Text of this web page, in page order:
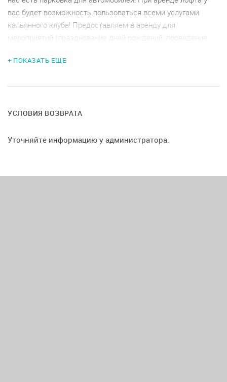
вас будет возможность пользоваться всеми услугами
кальянного клуба! Предоставляем в аренду для
мероприятий (празднование дней рождений, проведение
+ ПОКАЗАТЬ ЕЩЕ
УСЛОВИЯ ВОЗВРАТА
Уточняйте информацию у администратора.